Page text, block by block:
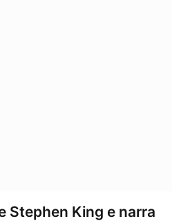
Stephen King e narra